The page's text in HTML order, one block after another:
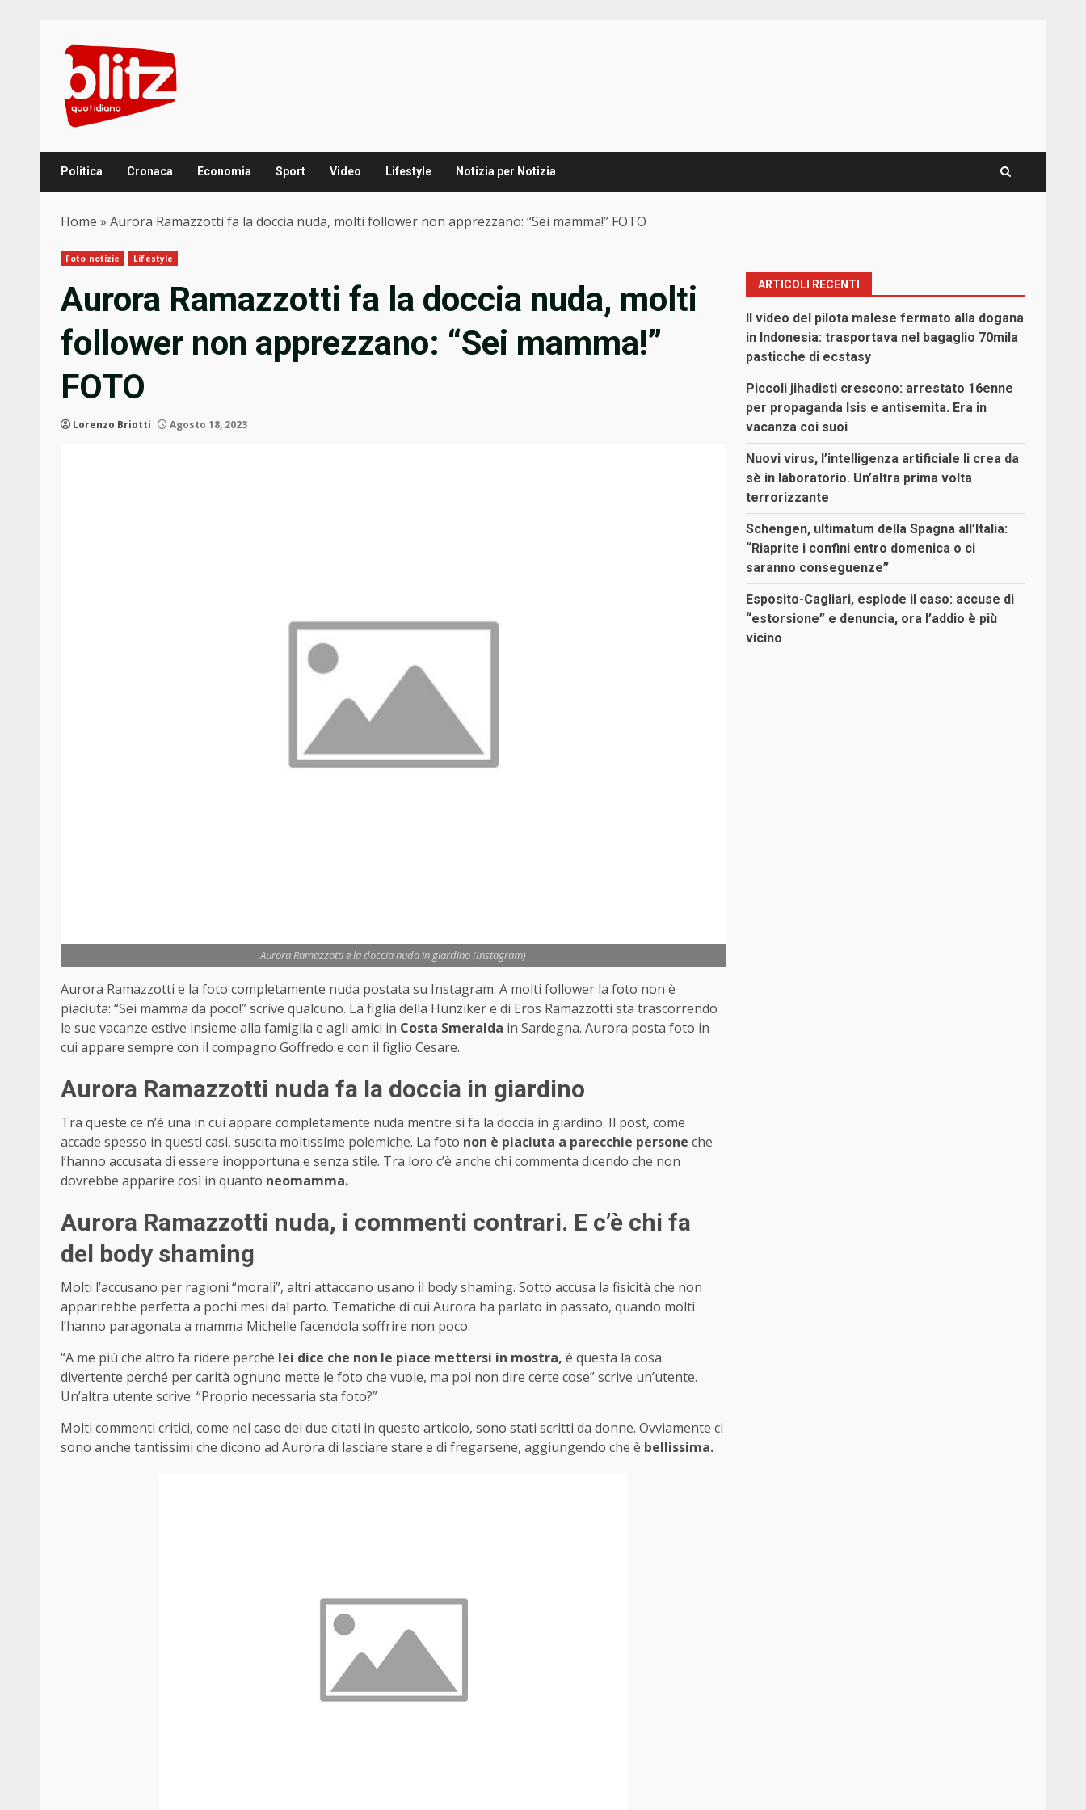
content
Politica Cronaca Economia Sport Video Lifestyle Notizia per Notizia
Home » Aurora Ramazzotti fa la doccia nuda, molti follower non apprezzano: “Sei mamma!” FOTO
Foto notizie Lifestyle
Aurora Ramazzotti fa la doccia nuda, molti
follower non apprezzano: “Sei mamma!”
FOTO
Lorenzo Briotti Agosto 18, 2023
Aurora Ramazzotti e la doccia nuda in giardino (Instagram)
Aurora Ramazzotti e la foto completamente nuda postata su Instagram. A molti follower la foto non è
piaciuta: “Sei mamma da poco!” scrive qualcuno. La figlia della Hunziker e di Eros Ramazzotti sta trascorrendo
le sue vacanze estive insieme alla famiglia e agli amici in Costa Smeralda in Sardegna. Aurora posta foto in
cui appare sempre con il compagno Goffredo e con il figlio Cesare.
Aurora Ramazzotti nuda fa la doccia in giardino
Tra queste ce n’è una in cui appare completamente nuda mentre si fa la doccia in giardino. Il post, come
accade spesso in questi casi, suscita moltissime polemiche. La foto non è piaciuta a parecchie persone che
l’hanno accusata di essere inopportuna e senza stile. Tra loro c’è anche chi commenta dicendo che non
dovrebbe apparire così in quanto neomamma.
Aurora Ramazzotti nuda, i commenti contrari. E c’è chi fa
del body shaming
Molti l’accusano per ragioni “morali”, altri attaccano usano il body shaming. Sotto accusa la fisicità che non
apparirebbe perfetta a pochi mesi dal parto. Tematiche di cui Aurora ha parlato in passato, quando molti
l’hanno paragonata a mamma Michelle facendola soffrire non poco.
“A me più che altro fa ridere perché lei dice che non le piace mettersi in mostra, è questa la cosa
divertente perché per carità ognuno mette le foto che vuole, ma poi non dire certe cose” scrive un’utente.
Un’altra utente scrive: “Proprio necessaria sta foto?”
Molti commenti critici, come nel caso dei due citati in questo articolo, sono stati scritti da donne. Ovviamente ci
sono anche tantissimi che dicono ad Aurora di lasciare stare e di fregarsene, aggiungendo che è bellissima.
ARTICOLI RECENTI
Il video del pilota malese fermato alla dogana
in Indonesia: trasportava nel bagaglio 70mila
pasticche di ecstasy
Piccoli jihadisti crescono: arrestato 16enne
per propaganda Isis e antisemita. Era in
vacanza coi suoi
Nuovi virus, l’intelligenza artificiale li crea da
sè in laboratorio. Un’altra prima volta
terrorizzante
Schengen, ultimatum della Spagna all’Italia:
“Riaprite i confini entro domenica o ci
saranno conseguenze”
Esposito-Cagliari, esplode il caso: accuse di
“estorsione” e denuncia, ora l’addio è più
vicino